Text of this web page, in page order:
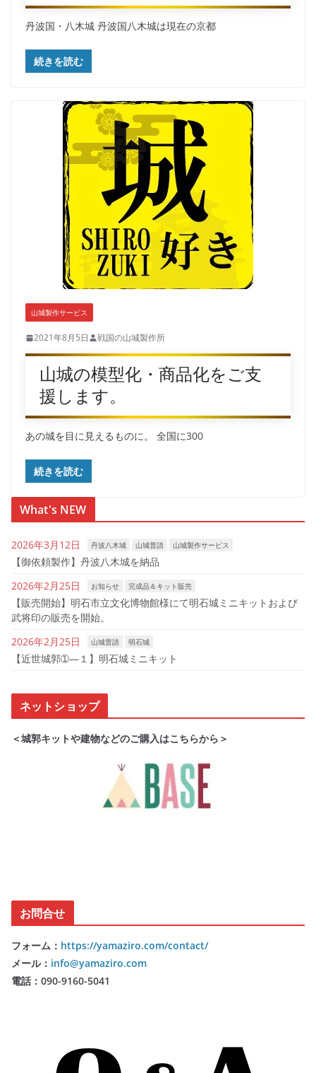
丹波国・八木城 丹波国八木城は現在の京都
続きを読む
山城製作サービス
2021年8月5日 戦国の山城製作所
山城の模型化・商品化をご支
援します。
あの城を目に見えるものに。 全国に300
続きを読む
What's NEW
2026年3月12日 丹波八木城 山城普請 山城製作サービス
【御依頼製作】丹波八木城を納品
2026年2月25日
お知らせ 完成品＆キット販売
【販売開始】明石市立文化博物館様にて明石城ミニキットおよび
武将印の販売を開始。
2026年2月25日
山城普請 明石城
【近世城郭➀―１】明石城ミニキット
ネットショップ
＜城郭キットや建物などのご購入はこちらから＞
お問合せ
フォーム： https://yamaziro.com/contact/
メール： info@yamaziro.com
電話：090-9160-5041